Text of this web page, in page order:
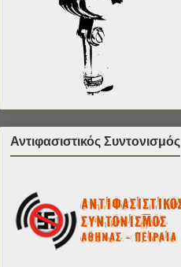
Αντιφασιστικός Συντονισμός